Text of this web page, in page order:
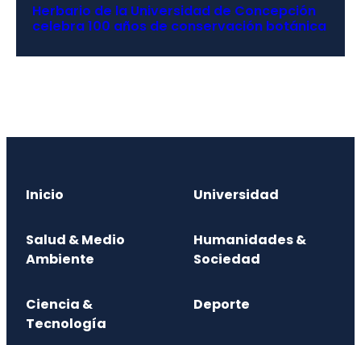
Herbario de la Universidad de Concepción
celebra 100 años de conservación botánica
Inicio Universidad
Salud & Medio
Ambiente
Humanidades &
Sociedad
Ciencia &
Tecnología
Deporte